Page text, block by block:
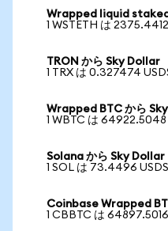
Wrapped liquid
1 WSTETH は
TRON から Sky Dollar
1 TRX は 0.327474
Wrapped BTC から
1 WBTC は 64922.5048
Solana から Sky Dollar
1 SOL は 73.4496
Coinbase Wrapped
1 CBBTC は